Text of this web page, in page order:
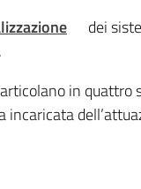
dei
.
in